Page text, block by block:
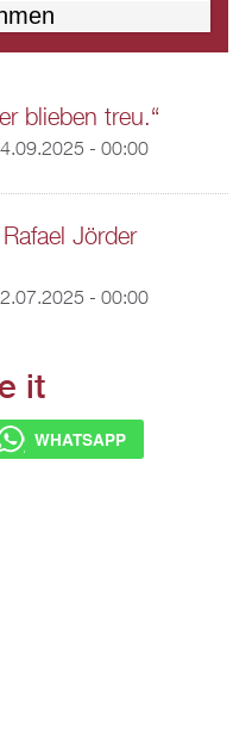
blieben treu.“
- 00:00
Jörder
- 00:00
it
WHATSAPP